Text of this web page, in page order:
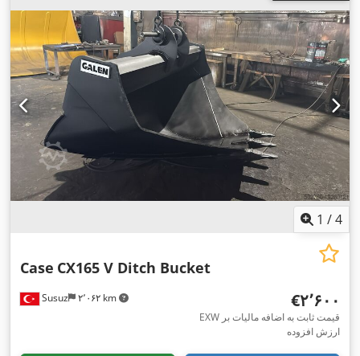
1 /4
Susuz ۲٬۰۶۲ km
Case CX165 V Ditch Bucket
‎€۲٬۶۰۰
EXW قیمت ثابت به اضافه مالیات بر
ارزش افزوده